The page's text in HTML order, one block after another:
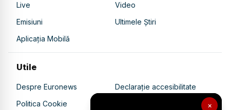
×
Live
Video
Emisiuni
Ultimele Știri
Aplicația Mobilă
Utile
Despre Euronews
Declarație accesibilitate
Politica Cookie
Politica de confidențialitate